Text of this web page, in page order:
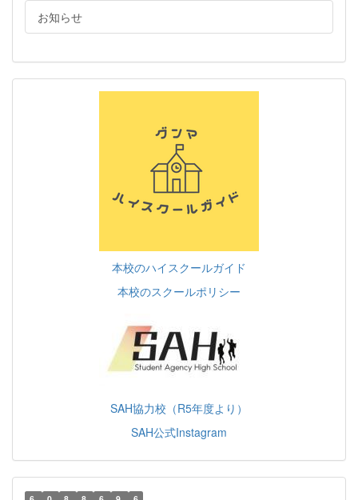
お知らせ
本校のハイスクールガイド
本校のスクールポリシー
SAH協力校（R5年度より）
SAH公式Instagram